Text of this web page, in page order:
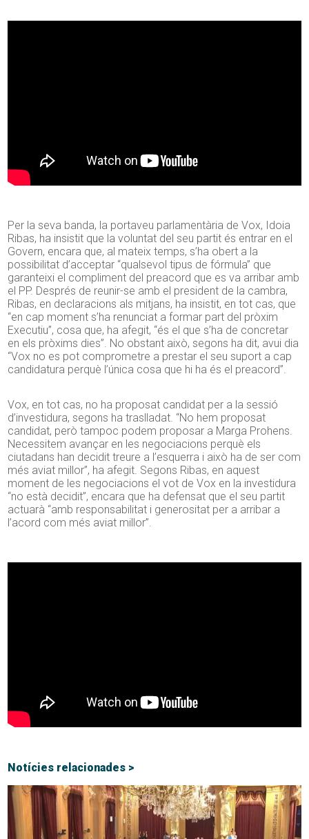
Per la seva banda, la portaveu parlamentària de Vox, Idoia
Ribas, ha insistit que la voluntat del seu partit és entrar en el
Govern, encara que, al mateix temps, s’ha obert a la
possibilitat d’acceptar “qualsevol tipus de fórmula” que
garanteixi el compliment del preacord que es va arribar amb
el PP. Després de reunir-se amb el president de la cambra,
Ribas, en declaracions als mitjans, ha insistit, en tot cas, que
“en cap moment s’ha renunciat a formar part del pròxim
Executiu”, cosa que, ha afegit, “és el que s’ha de concretar
en els pròxims dies”. No obstant això, segons ha dit, avui dia
“Vox no es pot comprometre a prestar el seu suport a cap
candidatura perquè l’única cosa que hi ha és el preacord”.
Vox, en tot cas, no ha proposat candidat per a la sessió
d’investidura, segons ha traslladat. “No hem proposat
candidat, però tampoc podem proposar a Marga Prohens.
Necessitem avançar en les negociacions perquè els
ciutadans han decidit treure a l’esquerra i això ha de ser com
més aviat millor”, ha afegit. Segons Ribas, en aquest
moment de les negociacions el vot de Vox en la investidura
“no està decidit”, encara que ha defensat que el seu partit
actuarà “amb responsabilitat i generositat per a arribar a
l’acord com més aviat millor”.
Notícies relacionades >